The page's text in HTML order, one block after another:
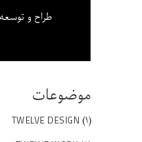
طراح و
موضوعات
TWELVE DESIGN (۱)